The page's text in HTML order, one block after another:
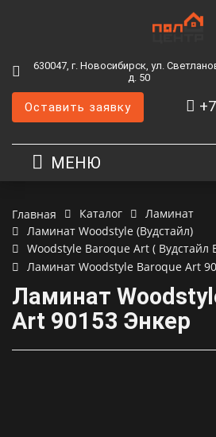
630047, г. Новосибирск, ул.
д. 50
Оставить заявку
МЕНЮ
Главная Каталог
Ламинат
Ламинат Woodstyle (Вудстайл)
Woodstyle Baroque Art ( Вудстайл
Ламинат Woodstyle Baroque Art
Ламинат
Art 90153 Энкер